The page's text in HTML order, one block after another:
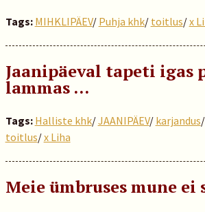
Tags: MIHKLIPÄEV/ Puhja khk/ toitlus/x
Jaanipäeval tapeti igas
lammas …
Tags: Halliste khk/JAANIPÄEV/ karjandus/
toitlus/x Liha
Meie ümbruses mune ei